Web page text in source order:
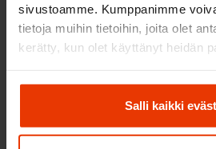
sivustoamme. Kumppanimme
tietoja muihin tietoihin, joita olet
kerätty, kun olet käyttänyt heidän
Salli kaikki
Lue lisää ja ilmoittaudu
Kolme ajotuntia